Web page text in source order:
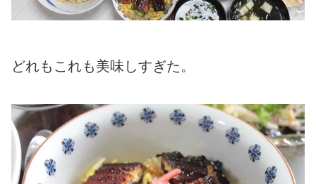
どれもこれも美味しすぎた。